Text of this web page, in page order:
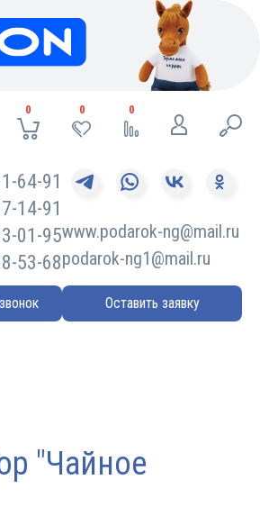
0 0 0
64-91
14-91
01-95
53-68
www.podarok-ng@mail.ru
podarok-ng1@mail.ru
Оставить заявку
"Чайное